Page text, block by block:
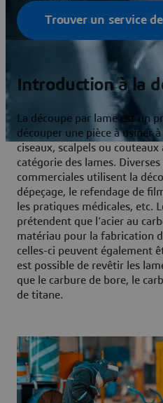
Trouver un service
Introduction à la
La découpe par lame est un
découper une pièce à usiner à
ciseaux, scalpels ou
catégorie des lames.
commerciales utilisent la
dépeçage, le refendage de
les pratiques médicales, etc.
prétendent que l’acier au
matériau pour la fabrication
celles-ci peuvent également
est possible de revêtir les
que le carbure de bore, le
de titane.